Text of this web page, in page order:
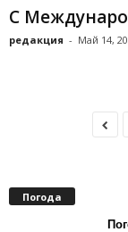
С
редакция - Май 14,
Погода